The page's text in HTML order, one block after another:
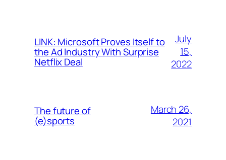
LINK: Microsoft Proves Itself to
the Ad Industry With Surprise
Netflix Deal
July
15,
2022
The future of
(e)sports
March 26,
2021